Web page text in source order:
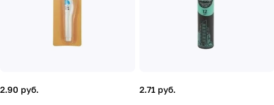
2.90 руб. 2.71 руб.